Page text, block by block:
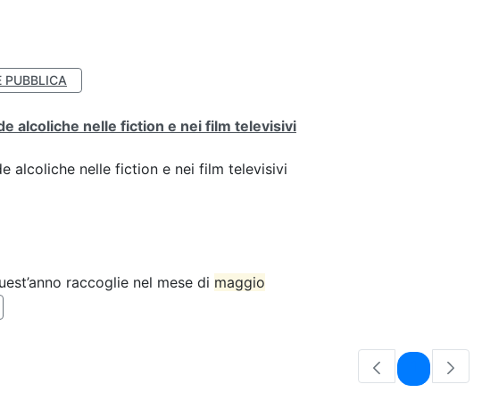
PUBBLICA
alcoliche nelle fiction e nei film televisivi
alcoliche nelle fiction e nei film televisivi
raccoglie nel mese di maggio
Pagina